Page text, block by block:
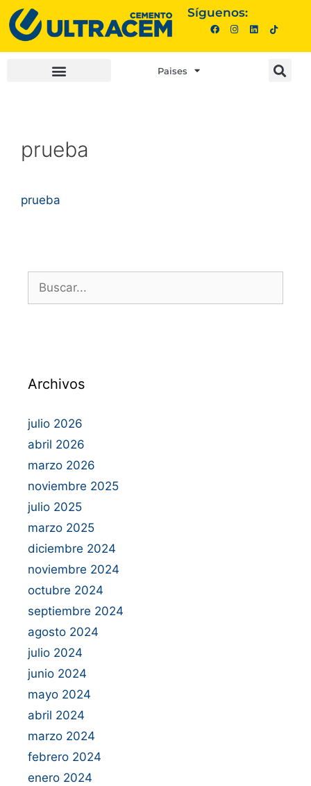
Síguenos:
Paises
prueba
prueba
Archivos
julio 2026
abril 2026
marzo 2026
noviembre 2025
julio 2025
marzo 2025
diciembre 2024
noviembre 2024
octubre 2024
septiembre 2024
agosto 2024
julio 2024
junio 2024
mayo 2024
abril 2024
marzo 2024
febrero 2024
enero 2024